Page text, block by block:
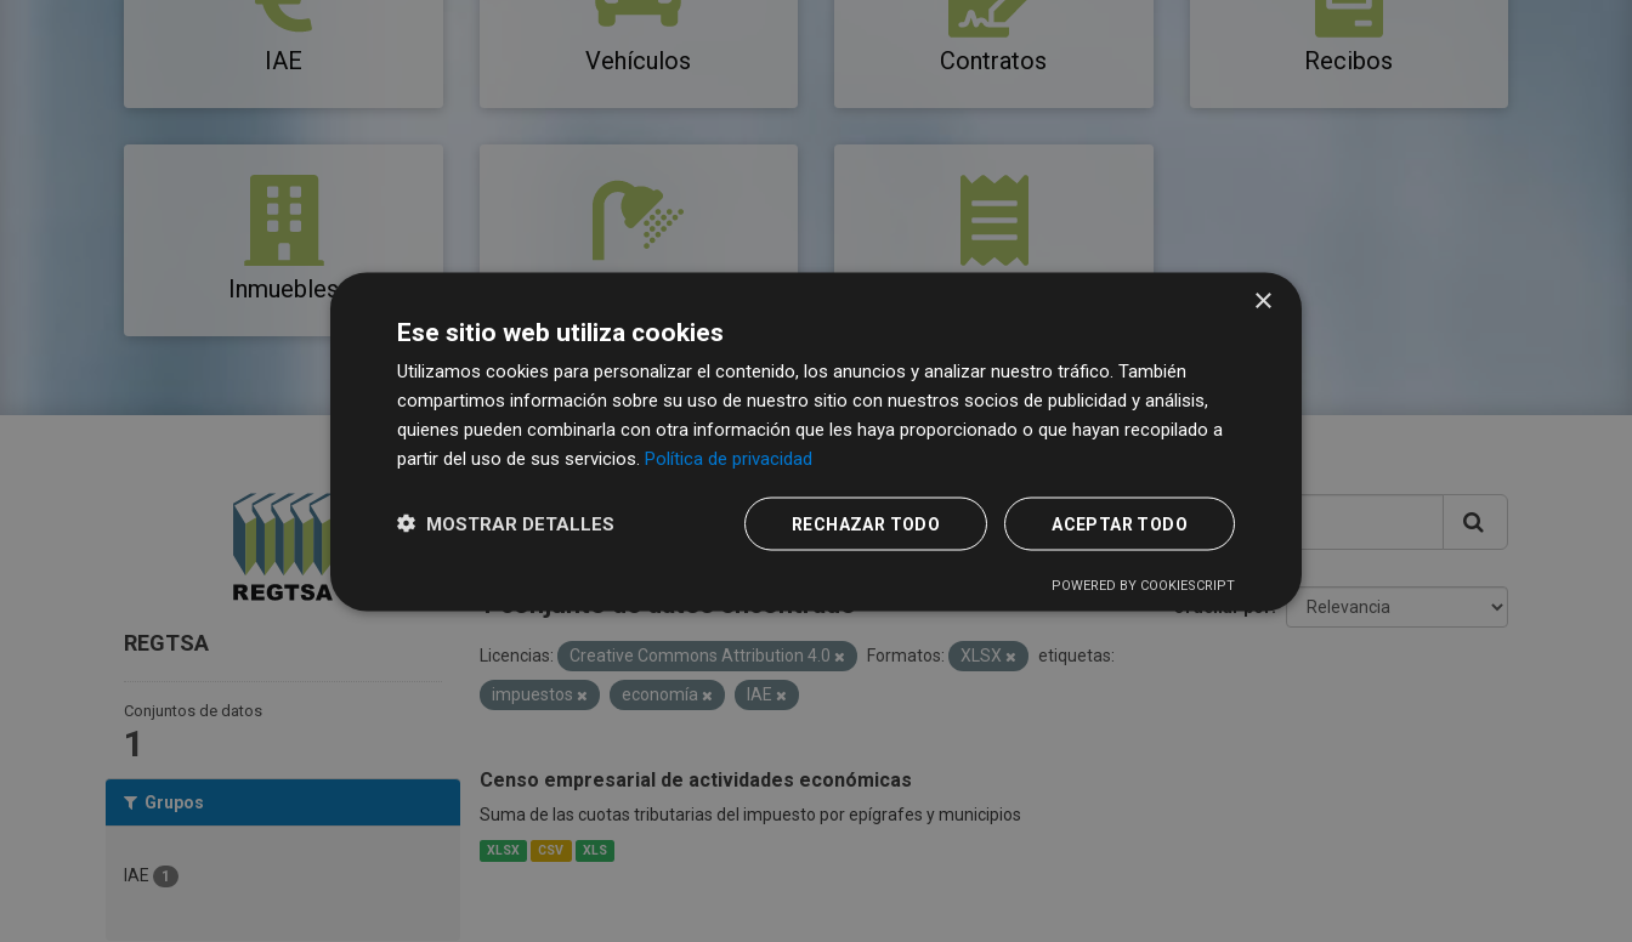
IAE Vehículos Contratos Recibos
Inmuebles
REGTSA
Conjuntos de datos
1
Grupos
IAE 1
Ordenar por
1 conjunto de datos encontrado
Licencias: Creative Commons Attribution 4.0 Formatos: XLSX
etiquetas:
impuestos
economía IAE
Censo empresarial de actividades económicas
Suma de las cuotas tributarias del impuesto por epígrafes y municipios
XLSX CSV XLS
×
Ese sitio web utiliza cookies
Utilizamos cookies para personalizar el contenido, los anuncios y analizar nuestro tráfico. También
compartimos información sobre su uso de nuestro sitio con nuestros socios de publicidad y análisis,
quienes pueden combinarla con otra información que les haya proporcionado o que hayan recopilado a
partir del uso de sus servicios. Política de privacidad
ACEPTAR TODO
RECHAZAR TODO
MOSTRAR DETALLES
POWERED BY COOKIESCRIPT